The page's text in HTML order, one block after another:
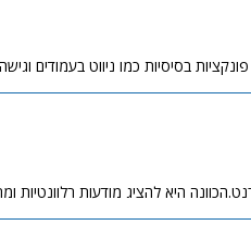
בסיסיות כמו ניווט בעמודים
היא להציג מודעות